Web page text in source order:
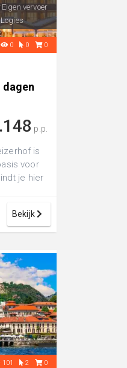
Eigen vervoer
0 0 0
dagen
p.p.
is
voor
je hier
Bekijk
101 2 0